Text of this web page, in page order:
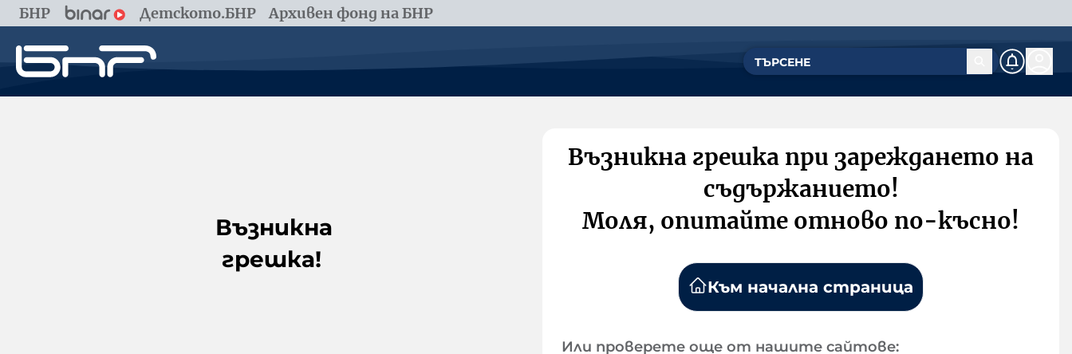
БНР Детското.БНР Архивен фонд на БНР
Възникна
грешка!
Възникна грешка при зареждането на
съдържанието!
Моля, опитайте отново по-късно!
Към начална страница
Или проверете още от нашите сайтове: